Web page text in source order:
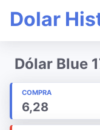
Dolar
Dólar Blue
COMPRA
6,28